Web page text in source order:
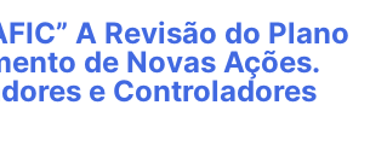
A Revisão do Plano
de Novas Ações.
e Controladores